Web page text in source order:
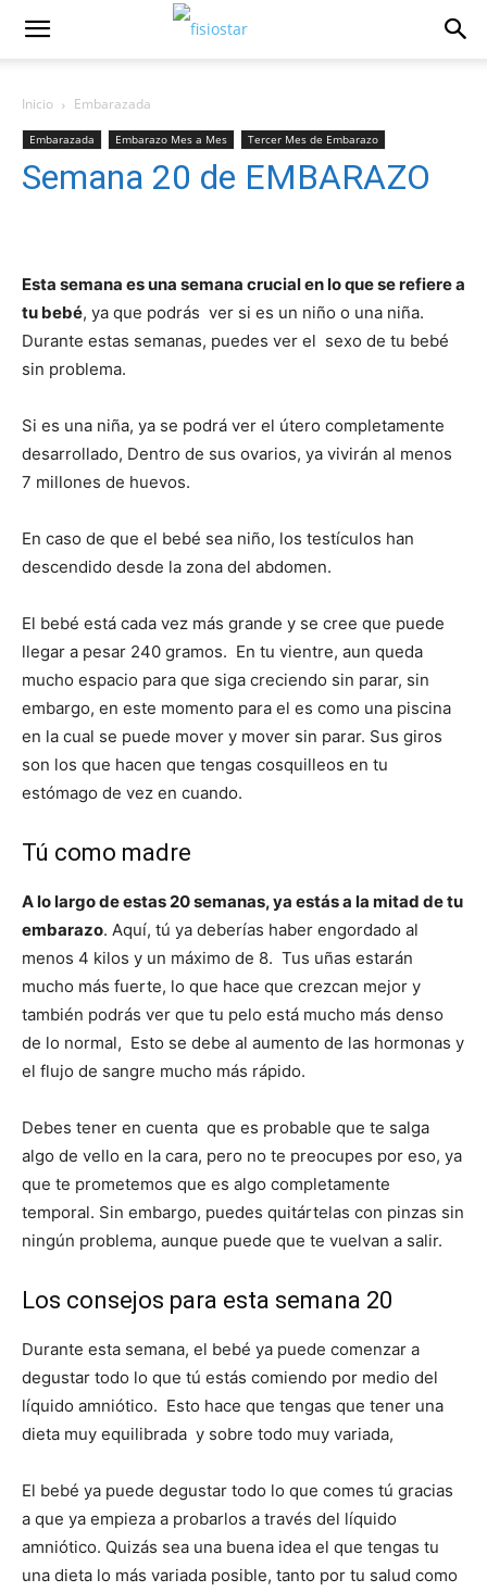
Inicio Embarazada
Embarazada Embarazo Mes a Mes Tercer Mes de Embarazo
Semana 20 de EMBARAZO
Esta semana es una semana crucial en lo que se refiere a
tu bebé, ya que podrás ver si es un niño o una niña.
Durante estas semanas, puedes ver el sexo de tu bebé
sin problema.
Si es una niña, ya se podrá ver el útero completamente
desarrollado, Dentro de sus ovarios, ya vivirán al menos
7 millones de huevos.
En caso de que el bebé sea niño, los testículos han
descendido desde la zona del abdomen.
El bebé está cada vez más grande y se cree que puede
llegar a pesar 240 gramos. En tu vientre, aun queda
mucho espacio para que siga creciendo sin parar, sin
embargo, en este momento para el es como una piscina
en la cual se puede mover y mover sin parar. Sus giros
son los que hacen que tengas cosquilleos en tu
estómago de vez en cuando.
Tú como madre
A lo largo de estas 20 semanas, ya estás a la mitad de tu
embarazo. Aquí, tú ya deberías haber engordado al
menos 4 kilos y un máximo de 8. Tus uñas estarán
mucho más fuerte, lo que hace que crezcan mejor y
también podrás ver que tu pelo está mucho más denso
de lo normal, Esto se debe al aumento de las hormonas y
el flujo de sangre mucho más rápido.
Debes tener en cuenta que es probable que te salga
algo de vello en la cara, pero no te preocupes por eso, ya
que te prometemos que es algo completamente
temporal. Sin embargo, puedes quitártelas con pinzas sin
ningún problema, aunque puede que te vuelvan a salir.
Los consejos para esta semana 20
Durante esta semana, el bebé ya puede comenzar a
degustar todo lo que tú estás comiendo por medio del
líquido amniótico. Esto hace que tengas que tener una
dieta muy equilibrada y sobre todo muy variada,
El bebé ya puede degustar todo lo que comes tú gracias
a que ya empieza a probarlos a través del líquido
amniótico. Quizás sea una buena idea el que tengas tu
una dieta lo más variada posible, tanto por tu salud como